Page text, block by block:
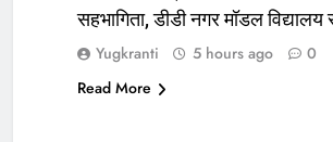
सहभागिता, डीडी नगर मॉडल विद्यालय
Yugkranti 5 hours ago
0
Read More